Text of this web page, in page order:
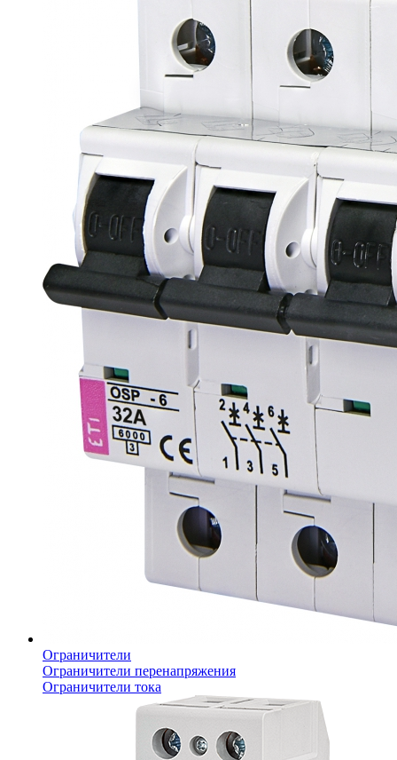
Ограничители
Ограничители перенапряжения
Ограничители тока